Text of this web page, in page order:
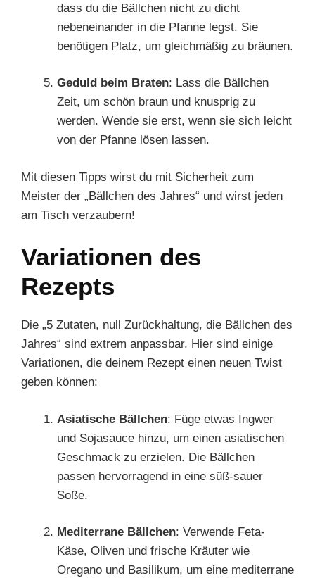
dass du die Bällchen nicht zu dicht
nebeneinander in die Pfanne legst. Sie
benötigen Platz, um gleichmäßig zu bräunen.
Geduld beim Braten: Lass die Bällchen
Zeit, um schön braun und knusprig zu
werden. Wende sie erst, wenn sie sich leicht
von der Pfanne lösen lassen.
Mit diesen Tipps wirst du mit Sicherheit zum
Meister der „Bällchen des Jahres“ und wirst jeden
am Tisch verzaubern!
Variationen des
Rezepts
Die „5 Zutaten, null Zurückhaltung, die Bällchen des
Jahres“ sind extrem anpassbar. Hier sind einige
Variationen, die deinem Rezept einen neuen Twist
geben können:
Asiatische Bällchen: Füge etwas Ingwer
und Sojasauce hinzu, um einen asiatischen
Geschmack zu erzielen. Die Bällchen
passen hervorragend in eine süß-sauer
Soße.
Mediterrane Bällchen: Verwende Feta-
Käse, Oliven und frische Kräuter wie
Oregano und Basilikum, um eine mediterrane